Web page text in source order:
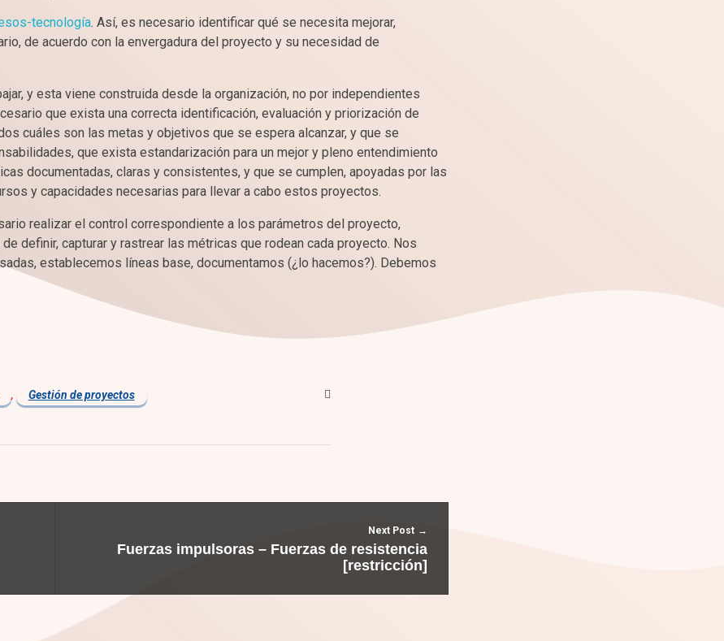
tecnología. Así, es necesario identificar qué se necesita mejorar,
de acuerdo con la envergadura del proyecto y su necesidad de
y esta viene construida desde la organización, no por independientes
que exista una correcta identificación, evaluación y priorización de
cuáles son las metas y objetivos que se espera alcanzar, y que se
que exista estandarización para un mejor y pleno entendimiento
documentadas, claras y consistentes, y que se cumplen, apoyadas por las
y capacidades necesarias para llevar a cabo estos proyectos.
realizar el control correspondiente a los parámetros del proyecto,
definir, capturar y rastrear las métricas que rodean cada proyecto. Nos
establecemos líneas base, documentamos (¿lo hacemos?). Debemos
, Gestión de proyectos
Next Post
Fuerzas impulsoras – Fuerzas de resistencia
[restricción]